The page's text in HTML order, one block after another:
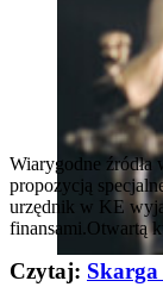
Wiarygodne źródła
propozycją
urzędnik w KE
finansami.Otwartą
Czytaj: